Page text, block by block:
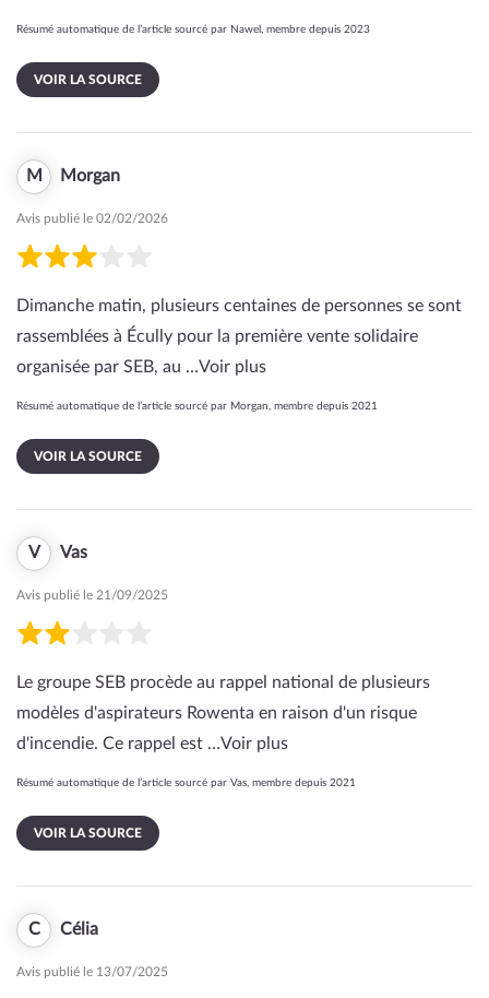
Résumé automatique de l’article sourcé par Nawel, membre depuis 2023
VOIR LA SOURCE
M Morgan
Avis publié le 02/02/2026
Dimanche matin, plusieurs centaines de personnes se sont
rassemblées à Écully pour la première vente solidaire
organisée par SEB, au …Voir plus
Résumé automatique de l’article sourcé par Morgan, membre depuis 2021
VOIR LA SOURCE
V Vas
Avis publié le 21/09/2025
Le groupe SEB procède au rappel national de plusieurs
modèles d'aspirateurs Rowenta en raison d'un risque
d'incendie. Ce rappel est …Voir plus
Résumé automatique de l’article sourcé par Vas, membre depuis 2021
VOIR LA SOURCE
C Célia
Avis publié le 13/07/2025